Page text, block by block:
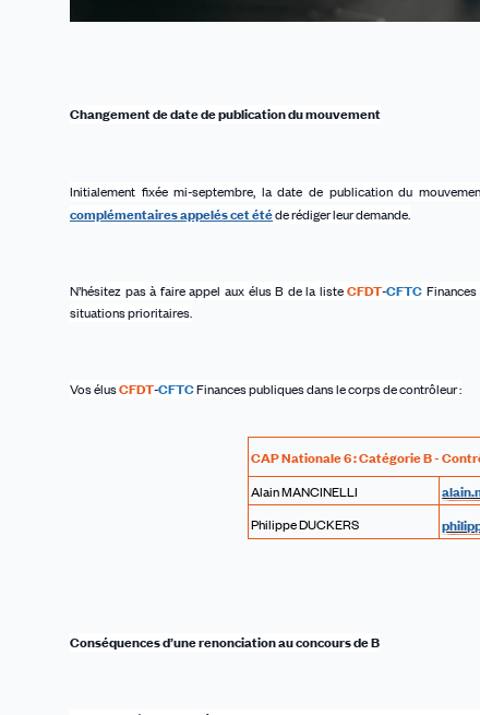
Changement de date de publication du mouvement
Initialement fixéemi-septembre, la date de publication du
complémentaires appelés cet étéde rédiger leur demande.
N’hésitez pas à faire appel aux élus B de la listeCFDT-CFTC
situations prioritaires.
Vos élusCFDT-CFTCFinances publiques dans le corps de contrôleur :
CAP Nationale 6 : Catégorie B -
Alain MANCINELLI
Philippe DUCKERS
Conséquences d’une renonciation au concours de B